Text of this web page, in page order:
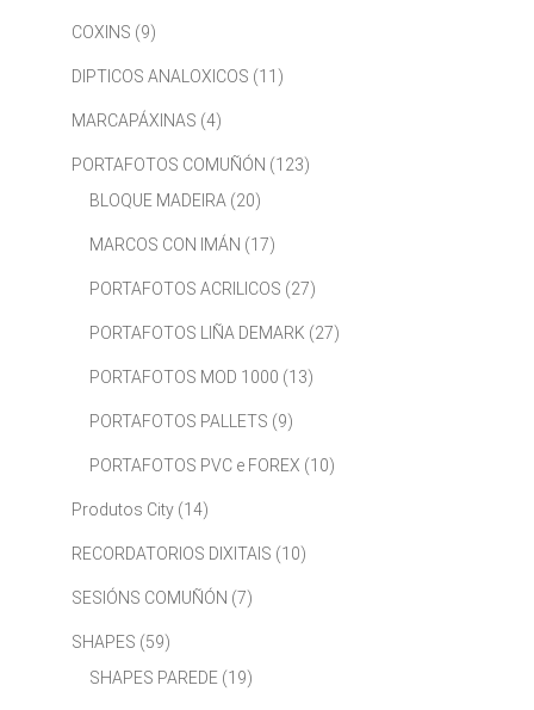
COXINS (9)
DIPTICOS ANALOXICOS (11)
MARCAPÁXINAS (4)
PORTAFOTOS COMUÑÓN (123)
BLOQUE MADEIRA (20)
MARCOS CON IMÁN (17)
PORTAFOTOS ACRILICOS (27)
PORTAFOTOS LIÑA DEMARK (27)
PORTAFOTOS MOD 1000 (13)
PORTAFOTOS PALLETS (9)
PORTAFOTOS PVC e FOREX (10)
Produtos City (14)
RECORDATORIOS DIXITAIS (10)
SESIÓNS COMUÑÓN (7)
SHAPES (59)
SHAPES PAREDE (19)